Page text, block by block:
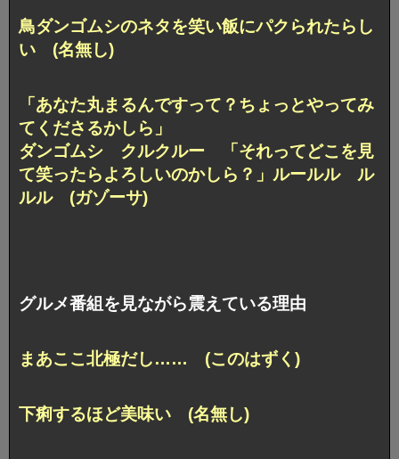
鳥ダンゴムシのネタを笑い飯にパクられたらし
い (名無し)
「あなた丸まるんですって？ちょっとやってみ
てくださるかしら」
ダンゴムシ クルクルー 「それってどこを見
て笑ったらよろしいのかしら？」ルールル ル
ルル (ガゾーサ)
グルメ番組を見ながら震えている理由
まあここ北極だし…… (このはずく)
下痢するほど美味い (名無し)